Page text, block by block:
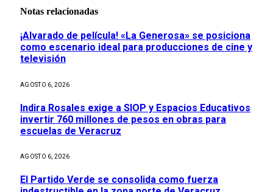
Notas relacionadas
¡Alvarado de película! «La Generosa» se posiciona
como escenario ideal para producciones de cine y
televisión
AGOSTO 6, 2026
Indira Rosales exige a SIOP y Espacios Educativos
invertir 760 millones de pesos en obras para
escuelas de Veracruz
AGOSTO 6, 2026
El Partido Verde se consolida como fuerza